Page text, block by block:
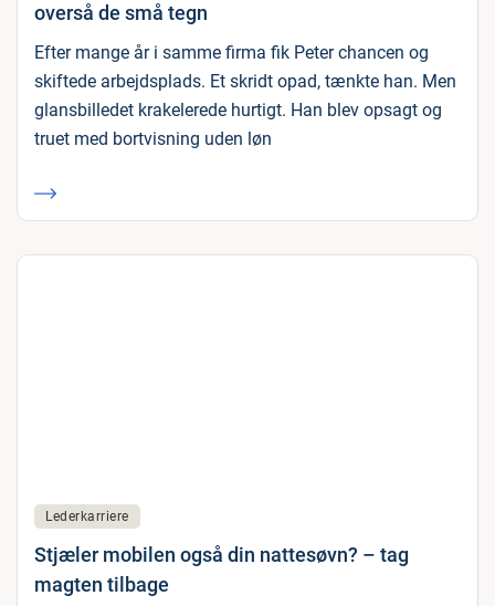
overså de små tegn
Efter mange år i samme firma fik Peter chancen og
skiftede arbejdsplads. Et skridt opad, tænkte han. Men
glansbilledet krakelerede hurtigt. Han blev opsagt og
truet med bortvisning uden løn
Lederkarriere
Stjæler mobilen også din nattesøvn? – tag
magten tilbage